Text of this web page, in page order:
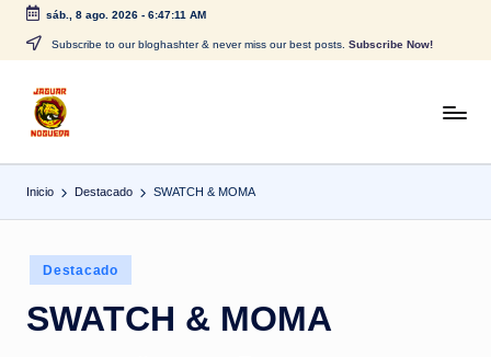
Saltar
contenido
sáb., 8 ago. 2026- 6:47:11 AM
Subscribe to our bloghashter & never miss our best posts. Subscribe Now!
J
a
g
r
CONTENIDO
Inicio Destacado SWATCH & MOMA
Publicado
en
Destacado
SWATCH & MOMA